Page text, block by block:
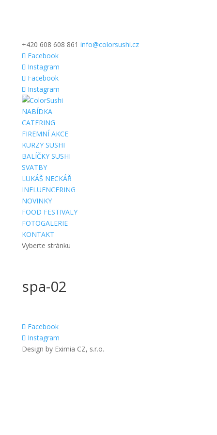
+420 608 608 861 info@colorsushi.cz
Facebook
Instagram
Facebook
Instagram
NABÍDKA
CATERING
FIREMNÍ AKCE
KURZY SUSHI
BALÍČKY SUSHI
SVATBY
LUKÁŠ NECKÁŘ
INFLUENCERING
NOVINKY
FOOD FESTIVALY
FOTOGALERIE
KONTAKT
Vyberte stránku
spa-02
Facebook
Instagram
Design by Eximia CZ, s.r.o.